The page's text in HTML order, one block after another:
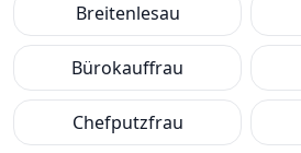
Breitenlesau
Bürokauffrau
Chefputzfrau